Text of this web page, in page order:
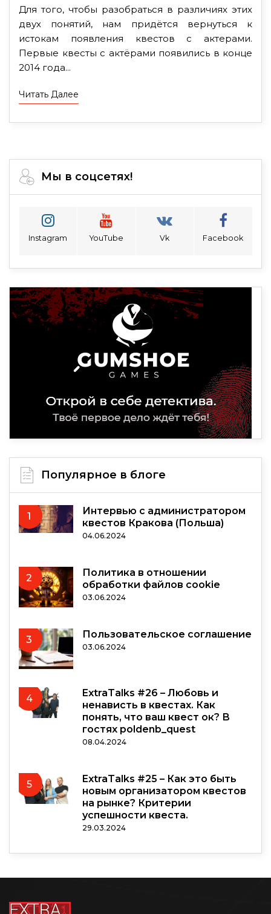
Для того, чтобы разобраться в различиях этих
двух понятий, нам придётся вернуться к
истокам появления квестов с актерами.
Первые квесты с актёрами появились в конце
2014 года...
Читать Далее
Мы в соцсетях!
Instagram YouTube Vk Facebook
Популярное в блоге
1
Интервью с администратором
квестов Кракова (Польша)
04.06.2024
2
Политика в отношении
обработки файлов cookie
03.06.2024
3 Пользовательское соглашение
03.06.2024
4
ExtraTalks #26 – Любовь и
ненависть в квестах. Как
понять, что ваш квест ок? В
гостях poldenb_quest
08.04.2024
5
ExtraTalks #25 – Как это быть
новым организатором квестов
на рынке? Критерии
успешности квеста.
29.03.2024